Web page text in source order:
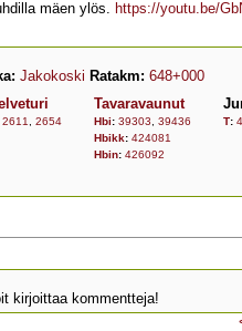
mäen ylös. https://youtu.be/
Jakokoski Ratakm: 648+000
2611 2654
Tavaravaunut
Hbi: 39303
39436
Hbikk: 424081
Hbin: 426092
T:
kirjoittaa kommentteja!